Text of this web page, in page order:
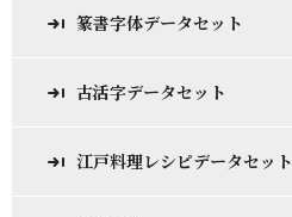
篆書字体データセット
古活字データセット
江戸料理レシピデータセット